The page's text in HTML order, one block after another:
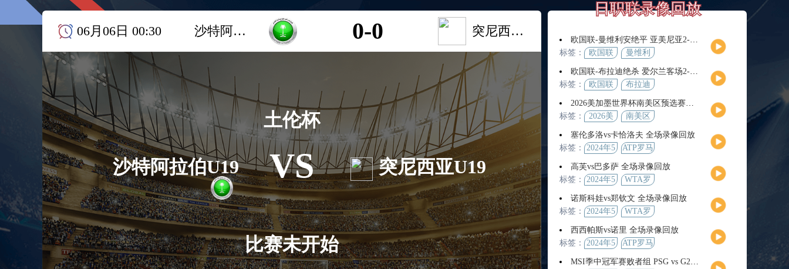
06月06日 00:30 沙特阿拉伯U19 0-0 突尼西亚U19
沙特阿拉伯U19
土伦杯
VS
比赛未开始
突尼西亚U19
日职联录像回放
欧国联-曼维利安绝平 亚美尼亚2-2法罗群岛
标签：
欧国联
曼维利
欧国联-布拉迪绝杀 爱尔兰客场2-1逆转芬兰
标签：
欧国联 布拉迪
2026美加墨世界杯南美区预选赛第9轮全场集锦
标签：
2026美
界杯
南美区
塞伦多洛vs卡恰洛夫 全场录像回放
标签：
2024年5
ATP罗马
男单第3
轮
高芙vs巴多萨 全场录像回放
标签：
2024年5
WTA罗
赛女单
第4轮
诺斯科娃vs郑钦文 全场录像回放
标签：
2024年5
WTA罗
赛女单
第3轮
西西帕斯vs诺里 全场录像回放
标签：
2024年5
ATP罗马
男单第3
MSI季中冠军赛败者组 PSG vs G2 全场录像回放